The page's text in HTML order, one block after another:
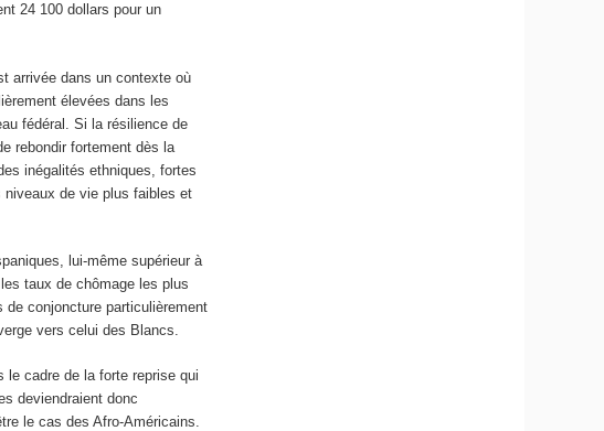
24 100 dollars pour un
arrivée dans un contexte où
élevées dans les
fédéral. Si la résilience de
rebondir fortement dès la
inégalités ethniques, fortes
niveaux de vie plus faibles et
lui-même supérieur à
taux de chômage les plus
conjoncture particulièrement
vers celui des Blancs.
le cadre de la forte reprise qui
deviendraient donc
le cas des Afro-Américains.